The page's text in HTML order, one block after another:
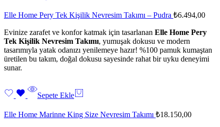
Elle Home Pery Tek Kişilik Nevresim Takımı – Pudra ₺6.494,00
Evinize zarafet ve konfor katmak için tasarlanan Elle Home Pery
Tek Kişilik Nevresim Takımı, yumuşak dokusu ve modern
tasarımıyla yatak odanızı yenilemeye hazır! %100 pamuk kumaştan
üretilen bu takım, doğal dokusu sayesinde rahat bir uyku deneyimi
sunar.
Sepete Ekle
Elle Home Marinne King Size Nevresim Takımı ₺18.150,00